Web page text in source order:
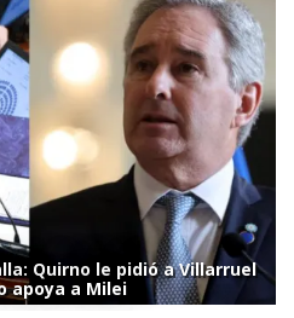
Quirno le pidió a Villarruel
apoya a Milei